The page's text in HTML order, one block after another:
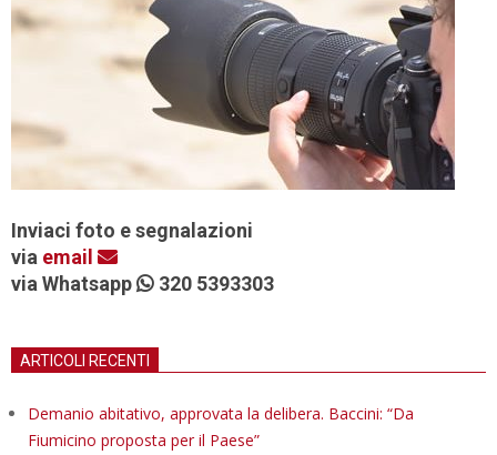
Inviaci foto e segnalazioni
via email
via Whatsapp
320 5393303
ARTICOLI RECENTI
Demanio abitativo, approvata la delibera. Baccini: “Da
Fiumicino proposta per il Paese”